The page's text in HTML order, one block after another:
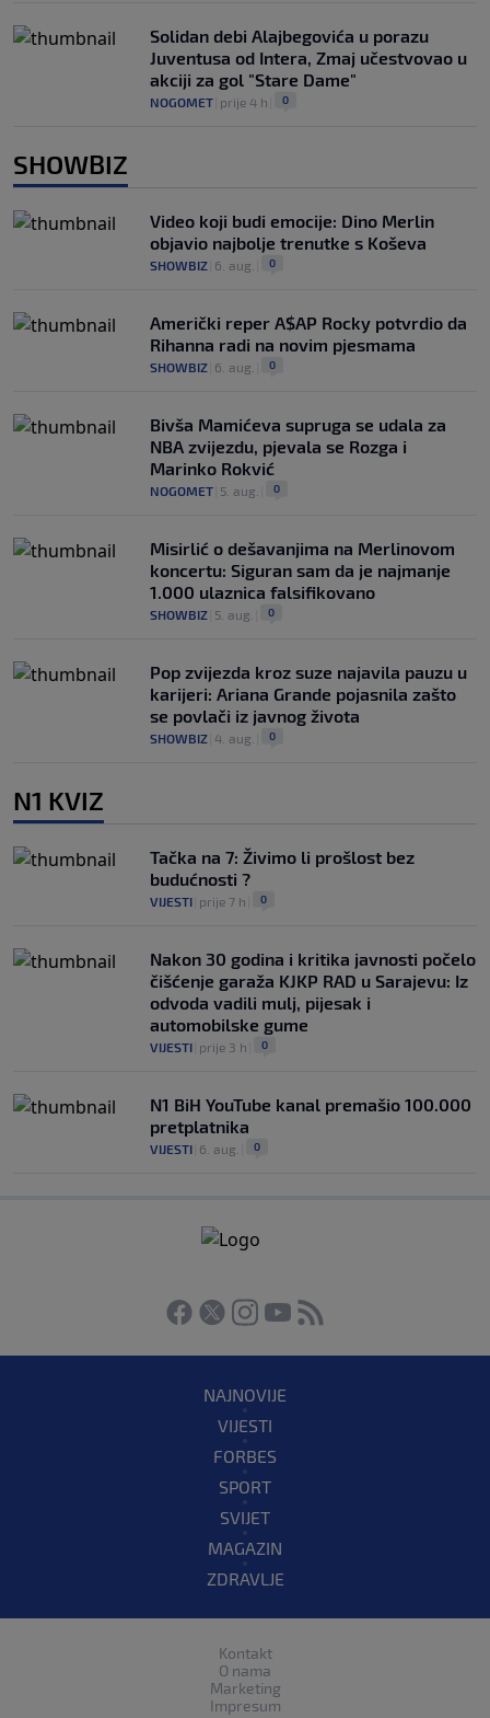
Solidan debi Alajbegovića u porazu
Juventusa od Intera, Zmaj učestvovao u
akciji za gol "Stare Dame"
NOGOMET prije 4 h 0
SHOWBIZ
Video koji budi emocije: Dino Merlin
objavio najbolje trenutke s Koševa
SHOWBIZ 6. aug. 0
Američki reper A$AP Rocky potvrdio da
Rihanna radi na novim pjesmama
SHOWBIZ 6. aug. 0
Bivša Mamićeva supruga se udala za
NBA zvijezdu, pjevala se Rozga i
Marinko Rokvić
NOGOMET 5. aug. 0
Misirlić o dešavanjima na Merlinovom
koncertu: Siguran sam da je najmanje
1.000 ulaznica falsifikovano
SHOWBIZ 5. aug. 0
Pop zvijezda kroz suze najavila pauzu u
karijeri: Ariana Grande pojasnila zašto
se povlači iz javnog života
SHOWBIZ 4. aug. 0
N1 KVIZ
Tačka na 7: Živimo li prošlost bez
budućnosti ?
VIJESTI prije 7 h 0
Nakon 30 godina i kritika javnosti počelo
čišćenje garaža KJKP RAD u Sarajevu: Iz
odvoda vadili mulj, pijesak i
automobilske gume
VIJESTI prije 3 h 0
N1 BiH YouTube kanal premašio 100.000
pretplatnika
VIJESTI 6. aug. 0
NAJNOVIJE
VIJESTI
FORBES
SPORT
SVIJET
MAGAZIN
ZDRAVLJE
Kontakt
O nama
Marketing
Impresum